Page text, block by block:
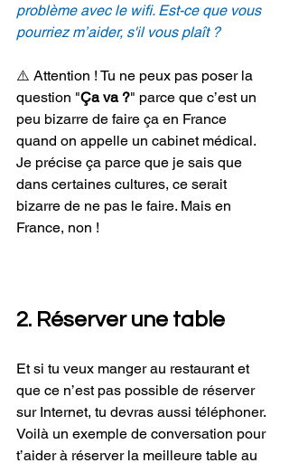
problème avec le wifi. Est-ce que vous
pourriez m’aider, s'il vous plaît ?
⚠️ Attention ! Tu ne peux pas poser la
question "Ça va ?" parce que c’est un
peu bizarre de faire ça en France
quand on appelle un cabinet médical.
Je précise ça parce que je sais que
dans certaines cultures, ce serait
bizarre de ne pas le faire. Mais en
France, non !
2. Réserver une table
Et si tu veux manger au restaurant et
que ce n’est pas possible de réserver
sur Internet, tu devras aussi téléphoner.
Voilà un exemple de conversation pour
t’aider à réserver la meilleure table au